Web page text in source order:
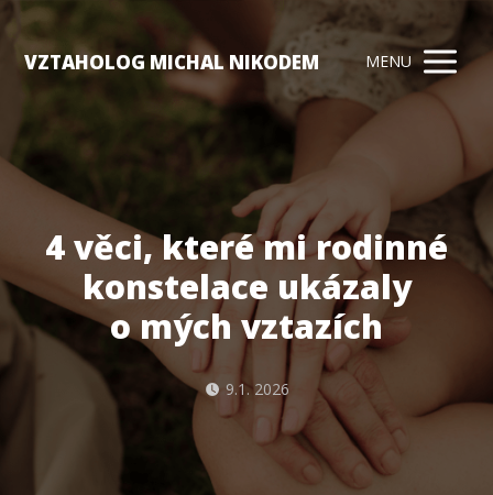
VZTAHOLOG MICHAL NIKODEM MENU
4 věci, které mi rodinné
konstelace ukázaly
o mých vztazích
9.1. 2026